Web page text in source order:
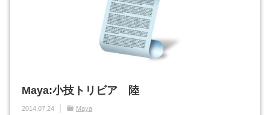
Maya:小技トリビア 陸
2014.07.24 Maya